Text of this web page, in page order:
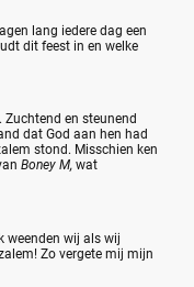
lang iedere dag een
dit feest in en welke
en steunend
dat God aan hen had
stond. Misschien ken
Boney M, wat
weenden wij als wij
Zo vergete mij mijn